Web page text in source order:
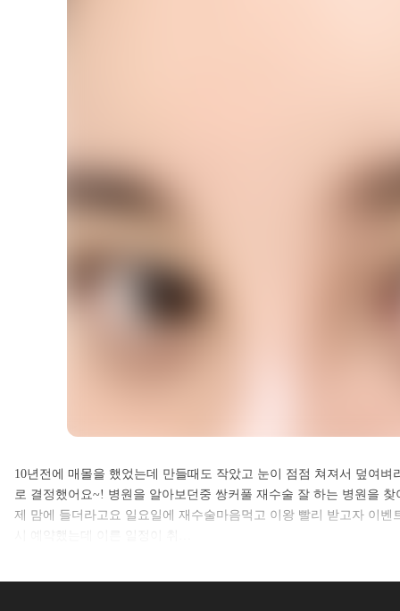
셀카후기 전체 내용은
로그인 후 확인하실 수 있습니다.
10년전에 매몰을 했었는데 만들때도 작았고 눈이 점점 쳐져서 덮여
로 결정했어요~! 병원을 알아보던중 쌍커풀 재수술 잘 하는 병원을
제 맘에 들더라고요 일요일에 재수술마음먹고 이왕 빨리 받고자 이
시 예약했는데 이른 일정이 취…